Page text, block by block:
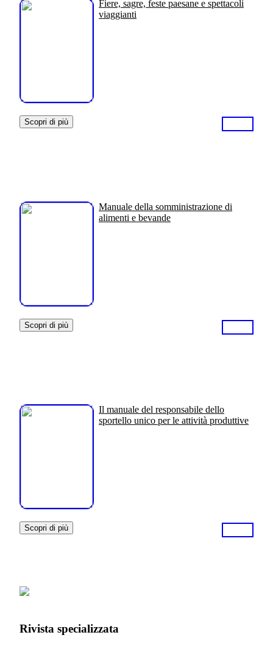
Fiere, sagre, feste paesane e spettacoli
viaggianti
Scopri di più
Manuale della somministrazione di
alimenti e bevande
Scopri di più
Il manuale del responsabile dello
sportello unico per le attività produttive
Scopri di più
Rivista specializzata